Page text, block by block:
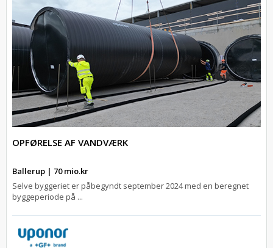
OPFØRELSE AF VANDVÆRK
Ballerup | 70 mio.kr
Selve byggeriet er påbegyndt september 2024 med en beregnet
byggeperiode på ...